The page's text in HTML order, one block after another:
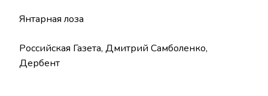
Янтарная лоза
Российская Газета, Дмитрий Самболенко,
Дербент